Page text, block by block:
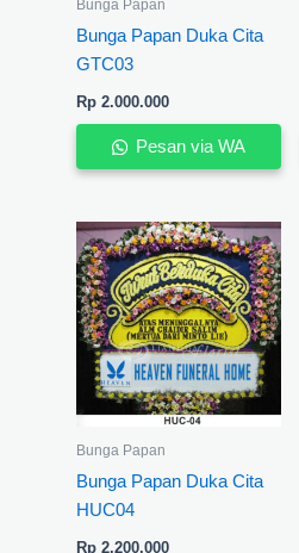
Bunga Papan
Bunga Papan Duka Cita
GTC03
Rp2.000.000
Pesan via WA
Bunga Papan
Bunga Papan Duka Cita
HUC04
Rp2.200.000